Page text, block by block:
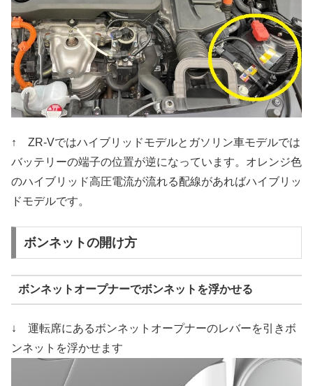
↑ ZR-Vではハイブリッドモデルとガソリン車モデルでは
バッテリーの端子の位置が逆になっています。オレンジ色
のハイブリッド高圧電流が流れる配線があればハイブリッ
ドモデルです。
ボンネットの開け方
ボンネットオープナーでボンネットを浮かせる
↓ 運転席にあるボンネットオープナーのレバーを引きボ
ンネットを浮かせます